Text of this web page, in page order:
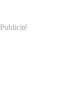
Publicité